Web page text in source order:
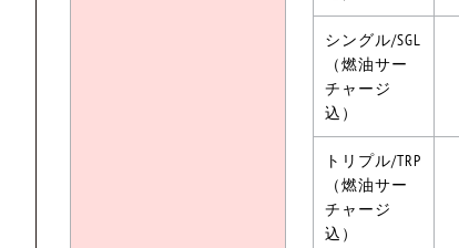
シングル/SGL
（燃油サー
チャージ
込）
トリプル/TRP
（燃油サー
チャージ
込）